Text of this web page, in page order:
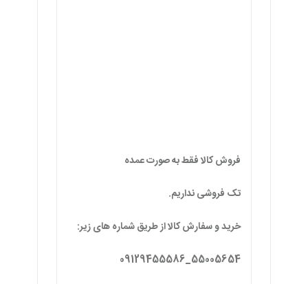
فروش کالا فقط به صورت عمده
تک فروشی نداریم.
خرید و سفارش کالا از طریق شماره های زیر:
55005654_09129455586